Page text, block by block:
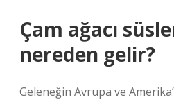
Çam ağacı
nereden gelir?
Geleneğin Avrupa ve